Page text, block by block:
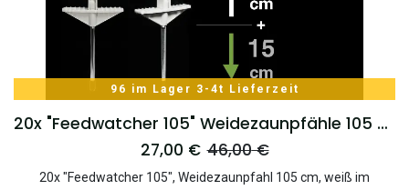
96 im Lager 3-4t Lieferzeit
20x "Feedwatcher 105" Weidezaunpfähle 105 cm, 8 Ösen, weiß
27,00 € 46,00€
20x "Feedwatcher 105", Weidezaunpfahl 105 cm, weiß im